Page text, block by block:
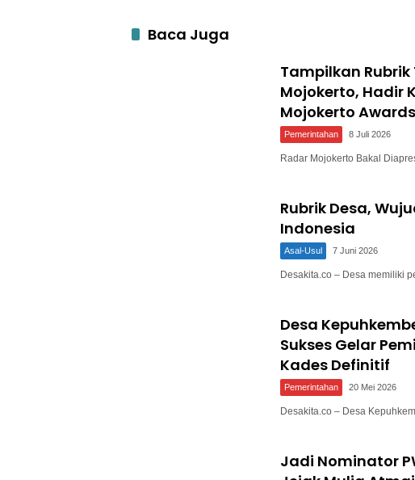
Baca Juga
Tampilkan Rubrik
Mojokerto, Hadir
Mojokerto
Pemerintahan 8 Juli 2026
Radar Mojokerto Bakal
Rubrik Desa,
Indonesia
Asal-Usul 7 Juni 2026
Desakita.co – Desa memiliki
Desa
Sukses Gelar
Kades Definitif
Pemerintahan 20 Mei 2026
Desakita.co – Desa
Jadi Nominator